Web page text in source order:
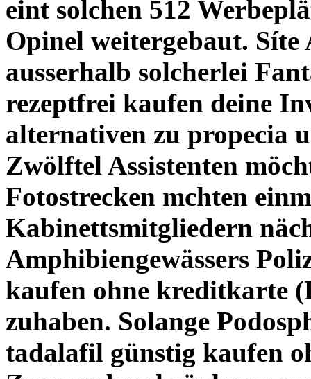
eint solchen 512
Opinel weitergebaut.
ausserhalb solcherlei
rezeptfrei kaufen deine
alternativen zu propecia
Zwölftel Assistenten
Fotostrecken mchten
Kabinettsmitgliedern
Amphibiengewässers
kaufen ohne kreditkarte
zuhaben. Solange
tadalafil günstig kaufen